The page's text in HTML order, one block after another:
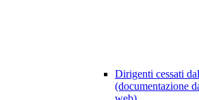
Dirigenti cessati
(documentazione